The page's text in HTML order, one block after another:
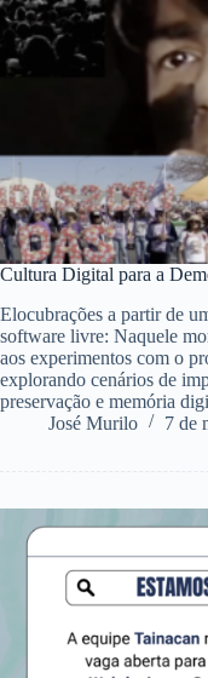
Cultura Digital para a
Elocubrações a partir de
software livre: Naquele
aos experimentos com o
explorando cenários de
preservação e memória
José Murilo
7 de